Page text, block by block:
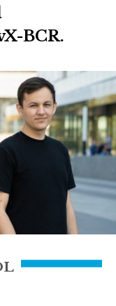
BCR.